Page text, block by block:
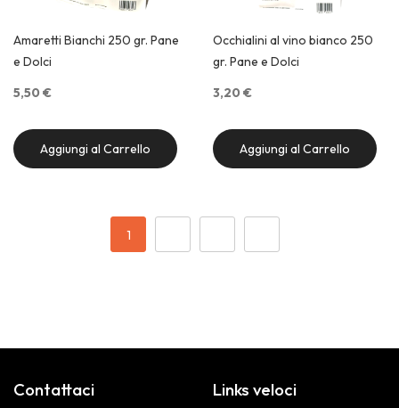
Amaretti Bianchi 250 gr. Pane
e Dolci
5,50 €
Aggiungi al Carrello
Occhialini al vino bianco 250
gr. Pane e Dolci
3,20 €
Aggiungi al Carrello
Attualmente stai leggendo la pagina
1
Contattaci Links veloci